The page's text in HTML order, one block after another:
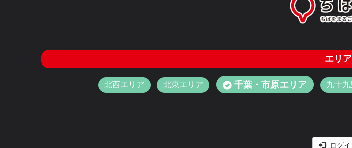
エリア
北西エリア 北東エリア 千葉・市原エリア 九十
ログ